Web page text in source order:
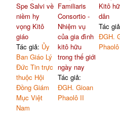
Spe Salvi về
niềm hy
vọng Kitô
giáo
Tác giả: Ủy
Ban Giáo Lý
Đức Tin trực
thuộc Hội
Đồng Giám
Mục Việt
Nam
Familiaris
Consortio -
Nhiệm vụ
của gia đình
kitô hữu
trong thế giới
ngày nay
Tác giả:
ĐGH. Gioan
Phaolô II
Kitô
dân
Tác
ĐGH.